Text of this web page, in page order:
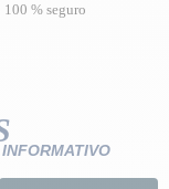
100 % seguro